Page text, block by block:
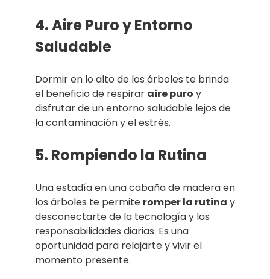
4. Aire Puro y Entorno
Saludable
Dormir en lo alto de los árboles te brinda
el beneficio de respirar aire puro y
disfrutar de un entorno saludable lejos de
la contaminación y el estrés.
5. Rompiendo la Rutina
Una estadía en una cabaña de madera en
los árboles te permite romper la rutina y
desconectarte de la tecnología y las
responsabilidades diarias. Es una
oportunidad para relajarte y vivir el
momento presente.